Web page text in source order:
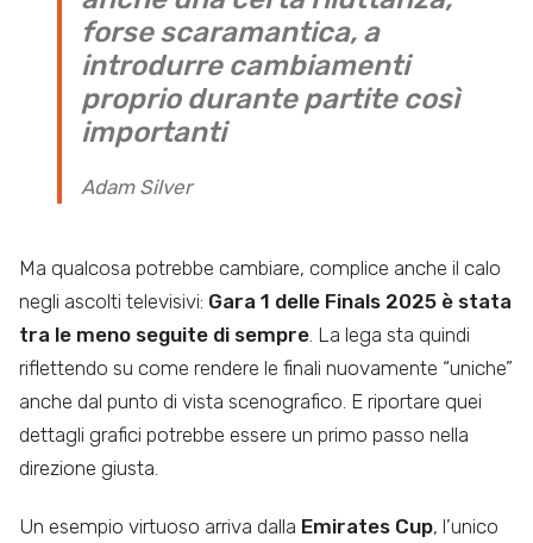
forse scaramantica, a
introdurre cambiamenti
proprio durante partite così
importanti
Adam Silver
Ma qualcosa potrebbe cambiare, complice anche il calo
negli ascolti televisivi: Gara 1 delle Finals 2025 è stata
tra le meno seguite di sempre. La lega sta quindi
riflettendo su come rendere le finali nuovamente “uniche”
anche dal punto di vista scenografico. E riportare quei
dettagli grafici potrebbe essere un primo passo nella
direzione giusta.
Un esempio virtuoso arriva dalla Emirates Cup, l’unico